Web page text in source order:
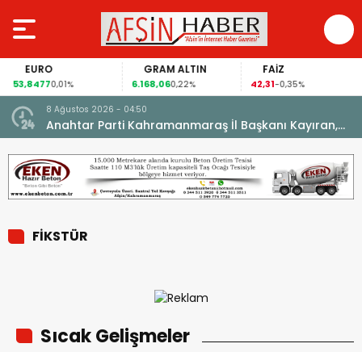
EURO
53,84770,01%
GRAM ALTIN
6.168,060,22%
FAİZ
42,31-0,35%
8 Ağustos 2026 - 04:50
Anahtar Parti Kahramanmaraş İl Başkanı Kayıran,
Afşin Teşkilatı ile buluştu.
FİKSTÜR
Sıcak Gelişmeler